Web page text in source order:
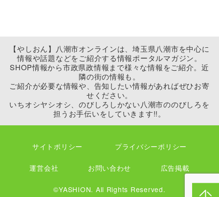
【やしおん】八潮市オンラインは、埼玉県八潮市を中心に
情報や話題などをご紹介する情報ポータルマガジン。
SHOP情報から市政県政情報まで様々な情報をご紹介。近
隣の街の情報も。
ご紹介が必要な情報や、告知したい情報があればぜひお寄
せください。
いちオシヤシオシ、のびしろしかない八潮市ののびしろを
担うお手伝いをしていきます!!。
サイトポリシー プライバシーポリシー
運営会社 お問い合わせ 広告掲載
©YASHION. All Rights Reserved.